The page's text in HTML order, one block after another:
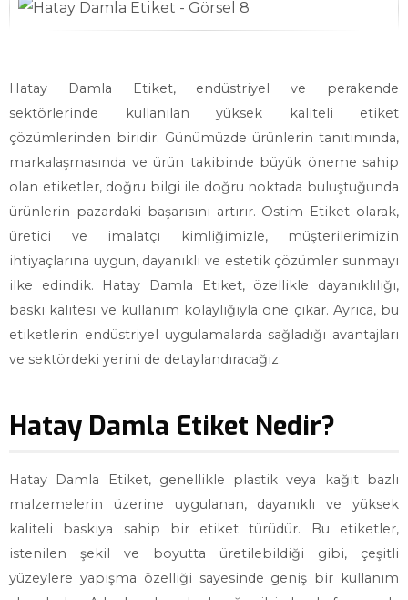
Hatay Damla Etiket, endüstriyel ve perakende
sektörlerinde kullanılan yüksek kaliteli etiket
çözümlerinden biridir. Günümüzde ürünlerin tanıtımında,
markalaşmasında ve ürün takibinde büyük öneme sahip
olan etiketler, doğru bilgi ile doğru noktada buluştuğunda
ürünlerin pazardaki başarısını artırır. Ostim Etiket olarak,
üretici ve imalatçı kimliğimizle, müşterilerimizin
ihtiyaçlarına uygun, dayanıklı ve estetik çözümler sunmayı
ilke edindik. Hatay Damla Etiket, özellikle dayanıklılığı,
baskı kalitesi ve kullanım kolaylığıyla öne çıkar. Ayrıca, bu
etiketlerin endüstriyel uygulamalarda sağladığı avantajları
ve sektördeki yerini de detaylandıracağız.
Hatay Damla Etiket Nedir?
Hatay Damla Etiket, genellikle plastik veya kağıt bazlı
malzemelerin üzerine uygulanan, dayanıklı ve yüksek
kaliteli baskıya sahip bir etiket türüdür. Bu etiketler,
istenilen şekil ve boyutta üretilebildiği gibi, çeşitli
yüzeylere yapışma özelliği sayesinde geniş bir kullanım